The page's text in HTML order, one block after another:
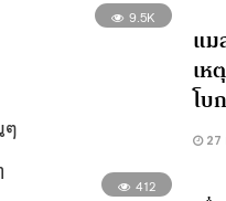
9.5K
แม
เห
โบ
27
412